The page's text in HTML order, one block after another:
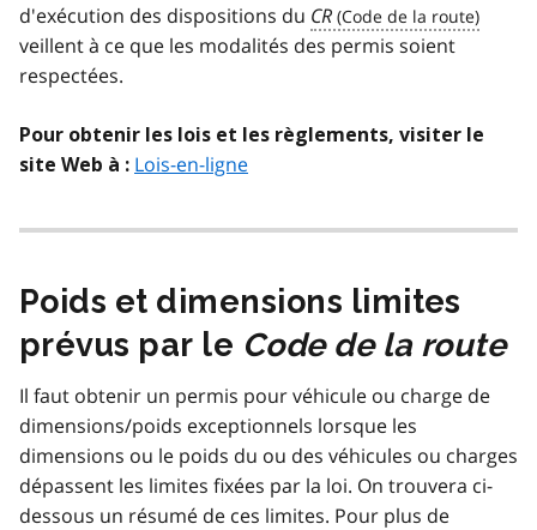
d'exécution des dispositions du CR
veillent à ce que les modalités des permis soient
respectées.
Pour obtenir les lois et les règlements, visiter le
site Web à : Lois-en-ligne
Poids et dimensions limites
prévus par le Code de la route
Il faut obtenir un permis pour véhicule ou charge de
dimensions/poids exceptionnels lorsque les
dimensions ou le poids du ou des véhicules ou charges
dépassent les limites fixées par la loi. On trouvera ci-
dessous un résumé de ces limites. Pour plus de